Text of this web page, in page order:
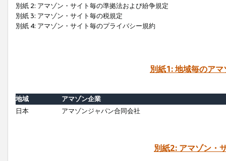
別紙 2: アマゾン・サイト毎の準拠法および紛争規定
別紙 3: アマゾン・サイト毎の税規定
別紙 4: アマゾン・サイト毎のプライバシー規約
別紙1: 地域毎のア
地域
アマゾン企業
日本
アマゾンジャパン合同会社
別紙2: アマゾン・